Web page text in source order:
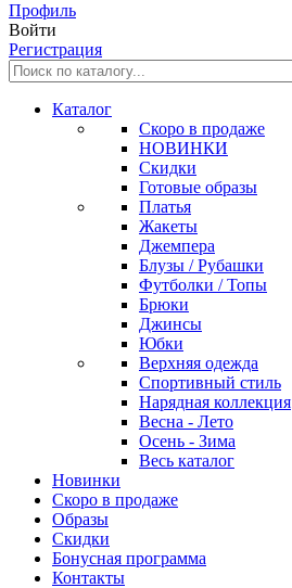
Профиль
Войти
Регистрация
Каталог
Скоро в продаже
НОВИНКИ
Скидки
Готовые образы
Платья
Жакеты
Джемпера
Блузы / Рубашки
Футболки / Топы
Брюки
Джинсы
Юбки
Верхняя одежда
Спортивный стиль
Нарядная коллекция
Весна - Лето
Осень - Зима
Весь каталог
Новинки
Скоро в продаже
Образы
Скидки
Бонусная программа
Контакты